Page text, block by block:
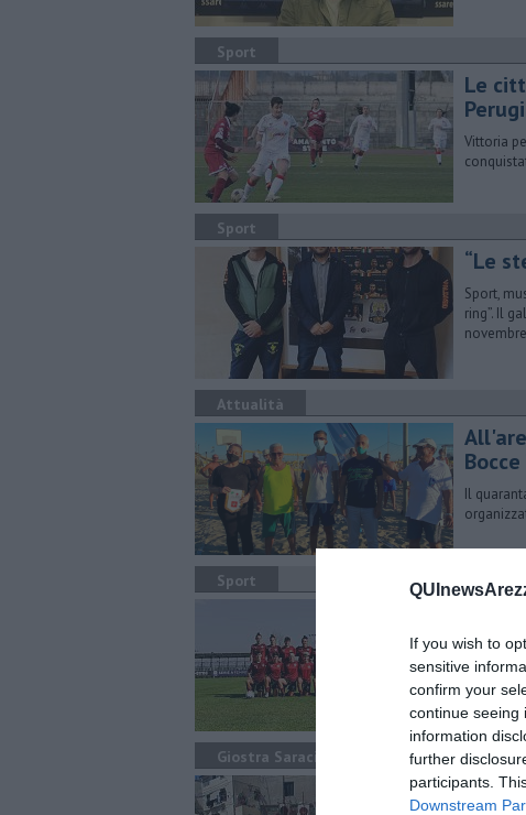
If you wish to
sensitive
confirm your
continue seeing
information
further
participants.
Downstream
Sport
Le
Vittoria
Sport
“Le
​Sport,
ring”. Il
Attualità
Il
Sport
Nella
ritorno
Giostra Saracino